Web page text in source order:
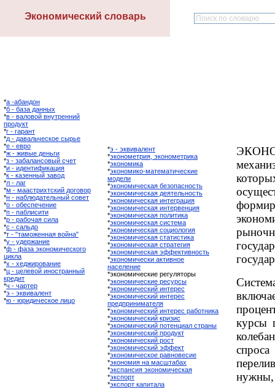
Экономический словарь
*а -абандон
*б - база данных
*в - валовой внутренний
продукт
*г - гарант
*д - давальческое сырье
*е - евро
*ж - живые деньги
*з - забалансовый счет
*и - идентификация
*к - казенный завод
*л - лаг
*м - маастрихтский договор
*н - наблюдательный совет
*о - обеспечение
*п - паблисити
*р - рабочая сила
*с - сальдо
*т - "таможенная война"
*у - удержание
*ф - фаза экономического
цикла
*х - хеджирование
*ц - целевой иностранный
кредит
*ч - чартер
*э - эквивалент
*ю - юридическое лицо
*э - эквивалент
*эконометрия, эконометрика
*экономика
*экономико-математические
модели
*экономическая безопасность
*экономическая деятельность
*экономическая интеграция
*экономическая интервенция
*экономическая политика
*экономическая система
*экономическая социология
*экономическая статистика
*экономическая стратегия
*экономическая эффективность
*экономически активное
население
*экономические регуляторы
*экономические ресурсы
*экономический интерес
*экономический интерес
предпринимателя
*экономический интерес работника
*экономический кризис
*экономический потенциал страны
*экономический продукт
*экономический рост
*экономический эффект
*экономическое равновесие
*экономия на масштабах
*экспансия экономическая
*экспорт
*экспорт капитала
курсы
нужны,